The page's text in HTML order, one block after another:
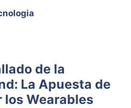
de la
La Apuesta de
los Wearables